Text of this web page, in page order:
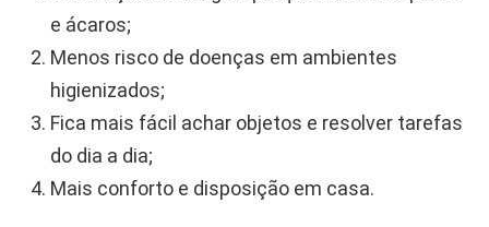
e ácaros;
Menos risco de doenças em ambientes
higienizados;
Fica mais fácil achar objetos e resolver tarefas
do dia a dia;
Mais conforto e disposição em casa.